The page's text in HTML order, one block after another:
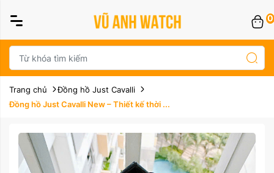
0
Trang chủ
Đồng hồ Just Cavalli
Đồng hồ Just Cavalli New – Thiết kế thời ...